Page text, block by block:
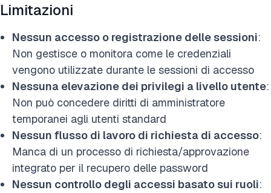
Limitazioni
Nessun accesso o registrazione delle sessioni:
Non gestisce o monitora come le credenziali
vengono utilizzate durante le sessioni di accesso
Nessuna elevazione dei privilegi a livello utente:
Non può concedere diritti di amministratore
temporanei agli utenti standard
Nessun flusso di lavoro di richiesta di accesso:
Manca di un processo di richiesta/approvazione
integrato per il recupero delle password
Nessun controllo degli accessi basato sui ruoli: